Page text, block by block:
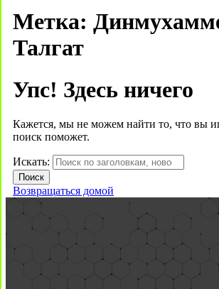
Метка:
Талгат
Упс! Здесь ничего
Кажется, мы не можем найти то, что вы
поиск поможет.
Искать:
Возвращаться домой